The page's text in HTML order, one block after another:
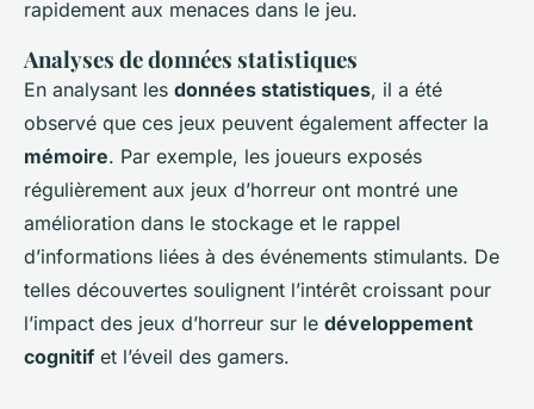
rapidement aux menaces dans le jeu.
Analyses de données statistiques
En analysant les données statistiques, il a été
observé que ces jeux peuvent également affecter la
mémoire. Par exemple, les joueurs exposés
régulièrement aux jeux d’horreur ont montré une
amélioration dans le stockage et le rappel
d’informations liées à des événements stimulants. De
telles découvertes soulignent l’intérêt croissant pour
l’impact des jeux d’horreur sur le développement
cognitif et l’éveil des gamers.